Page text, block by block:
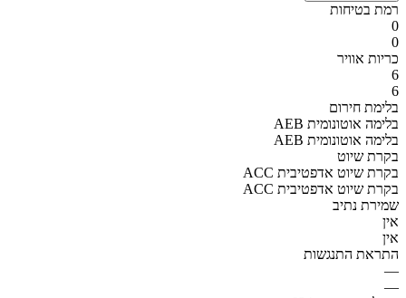
רמת בטיחות
0
0
כריות אוויר
6
6
בלימת חירום
AEB בלימה אוטונומית
AEB בלימה אוטונומית
בקרת שיוט
ACC בקרת שיוט אדפטיבית
ACC בקרת שיוט אדפטיבית
שמירת נתיב
אין
אין
התראת התנגשות
—
—